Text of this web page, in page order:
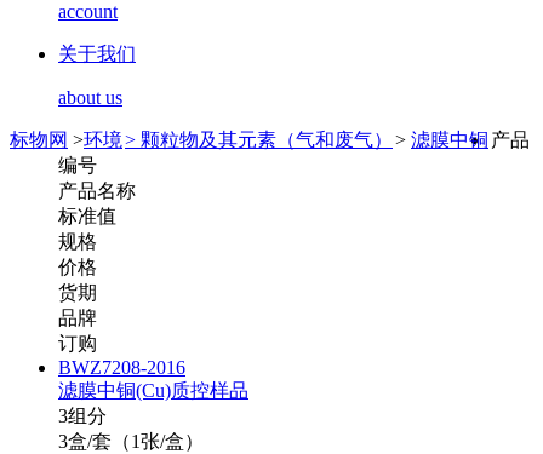
account
关于我们
about us
标物网 >环境> 颗粒物及其元素（气和废气） > 滤膜中铜 产品
编号
产品名称
标准值
规格
价格
货期
品牌
订购
BWZ7208-2016
滤膜中铜(Cu)质控样品
3组分
3盒/套（1张/盒）